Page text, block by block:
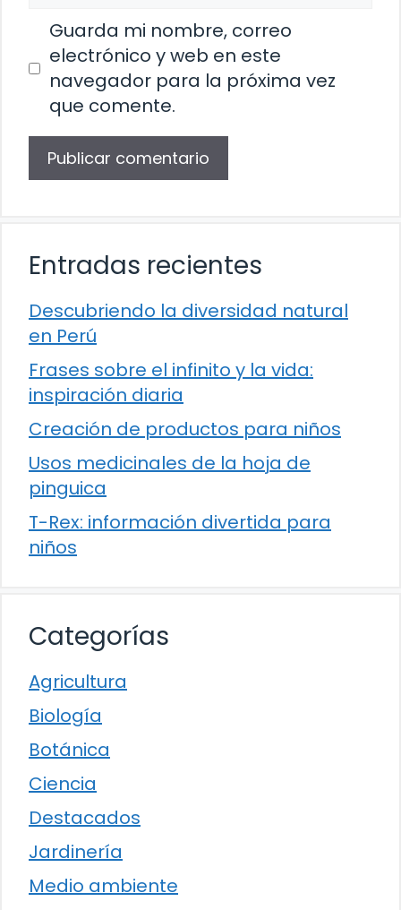
Guarda mi nombre, correo
electrónico y web en este
navegador para la próxima vez
que comente.
Entradas recientes
Descubriendo la diversidad natural
en Perú
Frases sobre el infinito y la vida:
inspiración diaria
Creación de productos para niños
Usos medicinales de la hoja de
pinguica
T-Rex: información divertida para
niños
Categorías
Agricultura
Biología
Botánica
Ciencia
Destacados
Jardinería
Medio ambiente